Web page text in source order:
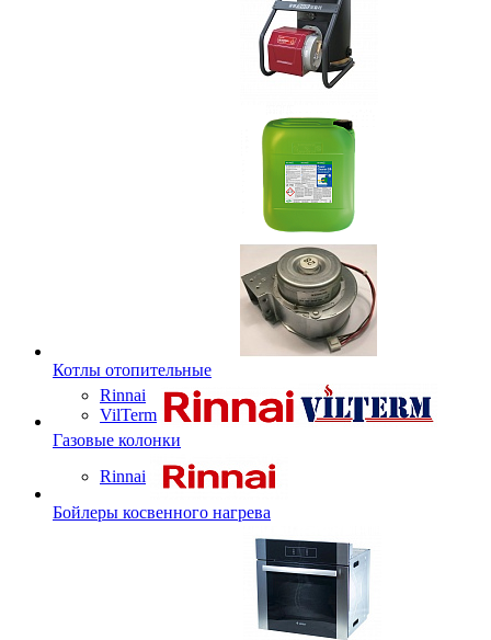
Котлы отопительные
Rinnai
VilTerm
Газовые колонки
Rinnai
Бойлеры косвенного нагрева